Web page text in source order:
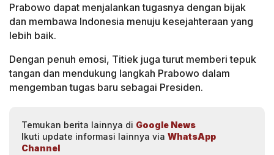
Prabowo dapat menjalankan tugasnya dengan bijak
dan membawa Indonesia menuju kesejahteraan yang
lebih baik.
Dengan penuh emosi, Titiek juga turut memberi tepuk
tangan dan mendukung langkah Prabowo dalam
mengemban tugas baru sebagai Presiden.
Temukan berita lainnya di Google News
Ikuti update informasi lainnya via WhatsApp
Channel